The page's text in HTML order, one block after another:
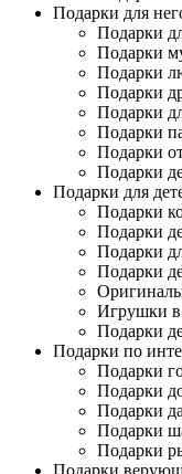
Подарки для
Подарки
Подарки
Подарки
Подарки
Подарки
Подарки
Подарки
Подарки
Подарки для
Подарки
Подарки
Подарки
Подарки
Игрушки в
Подарки
Подарки по
Подарки
Подарки
Подарки
Подарки
Подарки
Подарки